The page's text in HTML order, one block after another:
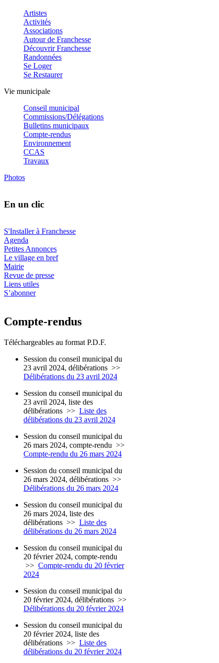
Artistes
Activités
Associations
Autour de Franchesse
Découvrir Franchesse
Randonnées
Se Loger
Se Restaurer
Vie municipale
Conseil municipal
Commissions/Délégations
Bulletins municipaux
Compte-rendus
Environnement
CCAS
Travaux
Photos
En un clic
S'Installer à Franchesse
Agenda
Petites Annonces
Le village en bref
Mairie
Revue de presse
Liens utiles
S’abonner
Compte-rendus
Téléchargeables au format P.D.F.
Session du conseil municipal du
23 avril 2024, délibérations >>
Délibérations du 23 avril 2024
Session du conseil municipal du
23 avril 2024, liste des
délibérations >> Liste des
délibérations du 23 avril 2024
Session du conseil municipal du
26 mars 2024, compte-rendu >>
Compte-rendu du 26 mars 2024
Session du conseil municipal du
26 mars 2024, délibérations >>
Délibérations du 26 mars 2024
Session du conseil municipal du
26 mars 2024, liste des
délibérations >> Liste des
délibérations du 26 mars 2024
Session du conseil municipal du
20 février 2024, compte-rendu
>> Compte-rendu du 20 février
2024
Session du conseil municipal du
20 février 2024, délibérations >>
Délibérations du 20 février 2024
Session du conseil municipal du
20 février 2024, liste des
délibérations >> Liste des
délibérations du 20 février 2024